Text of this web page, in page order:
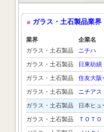
ガラス・土石製品業界
業界 企業名
ガラス・土石製品
ニチハ
ガラス・土石製品
日東紡績
ガラス・土石製品
住友大阪
ガラス・土石製品
ニチアス
ガラス・土石製品
日本ヒュ
ガラス・土石製品
ＴＯＴＯ